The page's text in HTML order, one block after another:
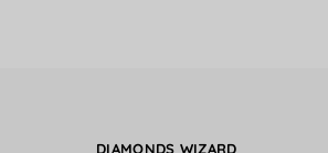
DIAMONDS WIZARD